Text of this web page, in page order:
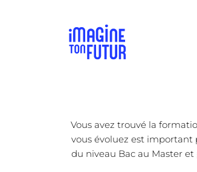
Vous avez trouvé la
vous évoluez est important
du niveau Bac au Master et